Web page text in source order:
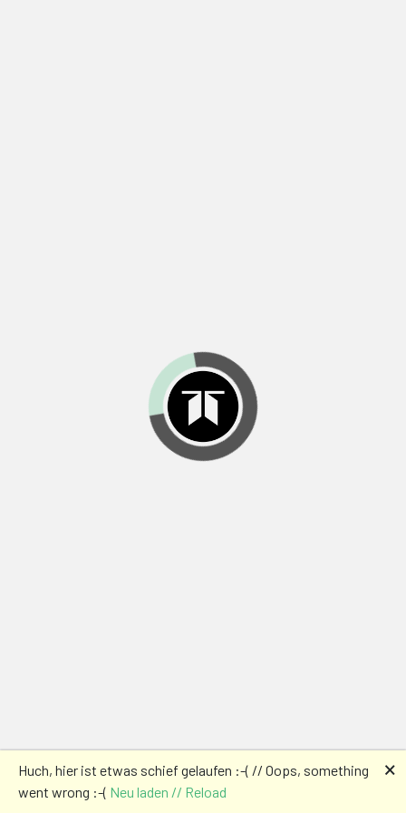
Huch, hier ist etwas schief gelaufen :-( // Oops, something
went wrong :-( Neu laden // Reload
🗙